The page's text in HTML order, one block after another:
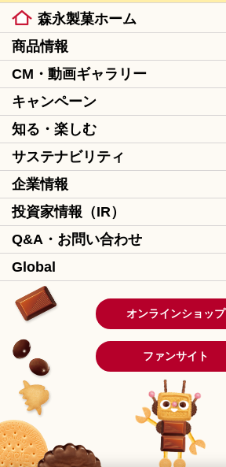
森永製菓ホーム
商品情報
CM・動画ギャラリー
キャンペーン
知る・楽しむ
サステナビリティ
企業情報
投資家情報（IR）
Q&A・お問い合わせ
Global
オンラインショップ
ファンサイト